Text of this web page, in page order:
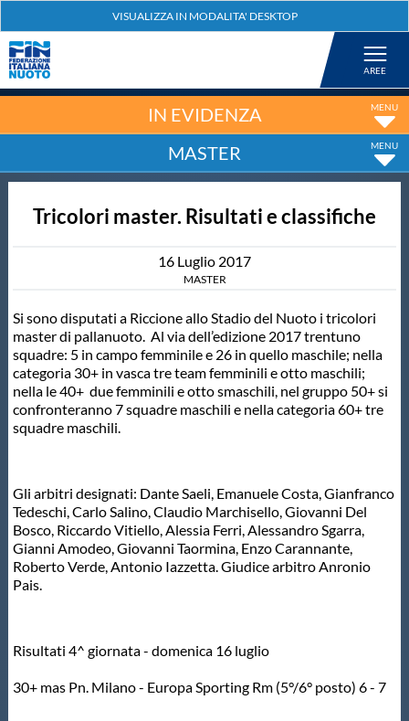
Nuoto
Tuffi
Fondo
Salvamento
Formazione
GUG
IN EVIDENZA
MASTER
Tricolori master. Risultati e classifiche
16 Luglio 2017
MASTER
Si sono disputati a Riccione allo Stadio del Nuoto i tricolori
master di pallanuoto. Al via dell’edizione 2017 trentuno
squadre: 5 in campo femminile e 26 in quello maschile; nella
categoria 30+ in vasca tre team femminili e otto maschili;
nella le 40+ due femminili e otto smaschili, nel gruppo 50+ si
confronteranno 7 squadre maschili e nella categoria 60+ tre
squadre maschili.
Gli arbitri designati: Dante Saeli, Emanuele Costa, Gianfranco
Tedeschi, Carlo Salino, Claudio Marchisello, Giovanni Del
Bosco, Riccardo Vitiello, Alessia Ferri, Alessandro Sgarra,
Gianni Amodeo, Giovanni Taormina, Enzo Carannante,
Roberto Verde, Antonio Iazzetta. Giudice arbitro Anronio
Pais.
Risultati 4^ giornata - domenica 16 luglio
30+ mas Pn. Milano - Europa Sporting Rm (5°/6° posto) 6 - 7